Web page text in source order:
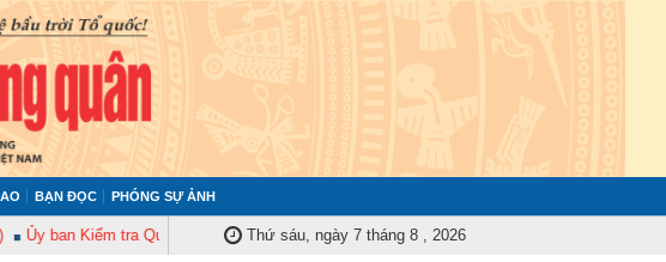
BẠN ĐỌC PHÓNG SỰ ẢNH
Kiểm tra Quân ủy Trung ương tập huấn nghiệp vụ công tác kiểm tra, giám sát năm 2025
Thứ sáu, ngày 7 tháng 8 , 2026